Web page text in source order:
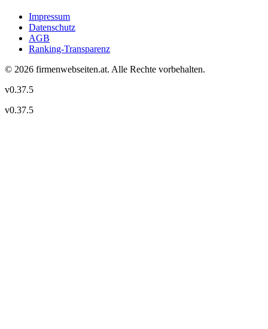
Impressum
Datenschutz
AGB
Ranking-Transparenz
© 2026 firmenwebseiten.at. Alle Rechte vorbehalten.
v0.37.5
v0.37.5